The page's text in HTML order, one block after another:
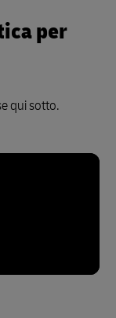
per
qui sotto.